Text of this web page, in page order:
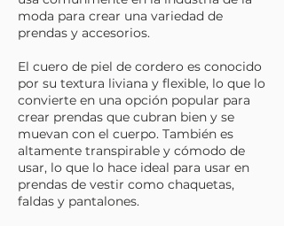
moda para crear una variedad de
prendas y accesorios.
El cuero de piel de cordero es conocido
por su textura liviana y flexible, lo que lo
convierte en una opción popular para
crear prendas que cubran bien y se
muevan con el cuerpo. También es
altamente transpirable y cómodo de
usar, lo que lo hace ideal para usar en
prendas de vestir como chaquetas,
faldas y pantalones.